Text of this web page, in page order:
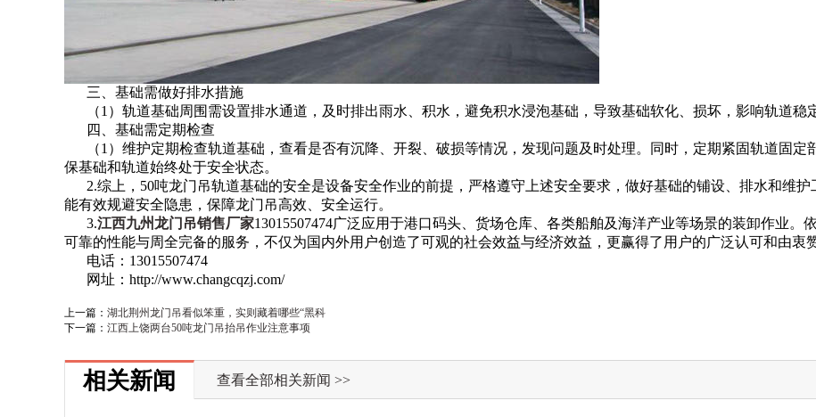
三、基础需做好排水措施
（1）轨道基础周围需设置排水通道，及时排出雨水、积水，避免积水浸泡基础，导致基础软化、损坏，影响轨道稳
四、基础需定期检查
（1）维护定期检查轨道基础，查看是否有沉降、开裂、破损等情况，发现问题及时处理。同时，定期紧固轨道固定
保基础和轨道始终处于安全状态。
2.综上，50吨龙门吊轨道基础的安全是设备安全作业的前提，严格遵守上述安全要求，做好基础的铺设、排水和维护
能有效规避安全隐患，保障龙门吊高效、安全运行。
3.江西九州龙门吊销售厂家13015507474广泛应用于港口码头、货场仓库、各类船舶及海洋产业等场景的装卸作业。
可靠的性能与周全完备的服务，不仅为国内外用户创造了可观的社会效益与经济效益，更赢得了用户的广泛认可和由衷
电话：13015507474
网址：http://www.changcqzj.com/
上一篇： 湖北荆州龙门吊看似笨重，实则藏着哪些“黑科
下一篇： 江西上饶两台50吨龙门吊抬吊作业注意事项
相关新闻 查看全部相关新闻 >>